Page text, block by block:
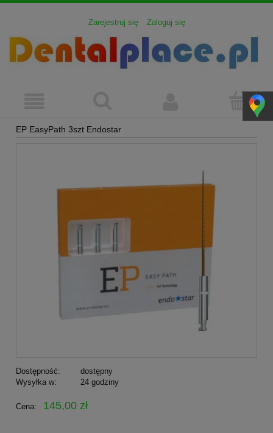
Zarejestruj się Zaloguj się
EP EasyPath 3szt Endostar
Dostępność:
dostępny
Wysyłka w:
24 godziny
Cena: 145,00 zł